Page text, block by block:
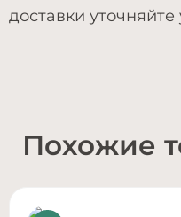
доставки
Похожие